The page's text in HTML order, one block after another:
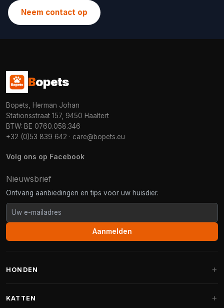
Neem contact op
Bopets
Bopets, Herman Johan
Stationsstraat 157, 9450 Haaltert
BTW: BE 0760.058.346
+32 (0)53 839 642 · care@bopets.eu
Volg ons op Facebook
Nieuwsbrief
Ontvang aanbiedingen en tips voor uw huisdier.
Aanmelden
HONDEN
KATTEN